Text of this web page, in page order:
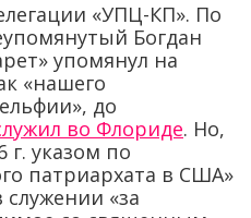
«УПЦ-КП». По
Богдан
упомянул на
«нашего
до
во Флориде. Но,
г. указом по
патриархата в США»
«за